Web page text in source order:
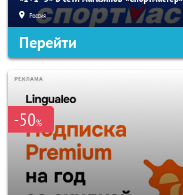
Россия
Перейти
-50%